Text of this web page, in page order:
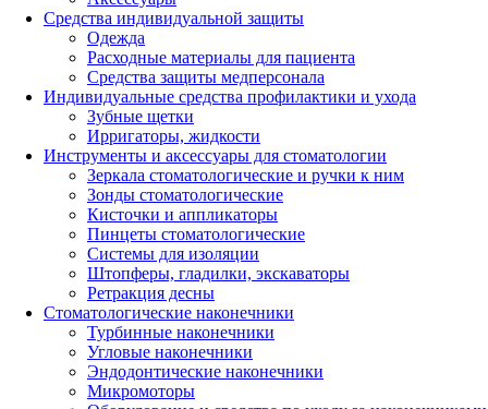
Средства индивидуальной защиты
Одежда
Расходные материалы для пациента
Средства защиты медперсонала
Индивидуальные средства профилактики и ухода
Зубные щетки
Ирригаторы, жидкости
Инструменты и аксессуары для стоматологии
Зеркала стоматологические и ручки к ним
Зонды стоматологические
Кисточки и аппликаторы
Пинцеты стоматологические
Системы для изоляции
Штопферы, гладилки, экскаваторы
Ретракция десны
Стоматологические наконечники
Турбинные наконечники
Угловые наконечники
Эндодонтические наконечники
Микромоторы